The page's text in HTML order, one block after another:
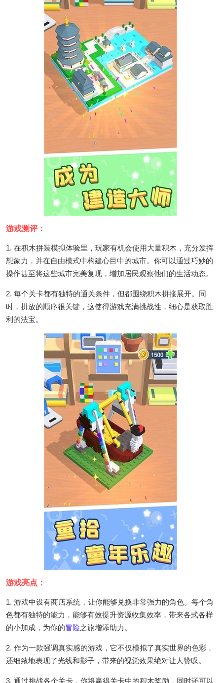
游戏测评：
1. 在积木拼装模拟体验里，玩家有机会使用大量积木，充分发挥
想象力，并在自由模式中构建心目中的城市。你可以通过巧妙的
操作甚至将这些城市完美复现，增加居民观察他们的生活动态。
2. 每个关卡都有独特的通关条件，但都围绕积木拼接展开。同
时，拼放的顺序很关键，这使得游戏充满挑战性，细心是获取胜
利的法宝。
游戏亮点：
1. 游戏中设有商店系统，让你能够兑换非常强力的角色。每个角
色都有独特的能力，能够有效提升资源收集效率，带来各式各样
的小加成，为你的冒险之旅增添助力。
2. 作为一款强调真实感的游戏，它不仅模拟了真实世界的色彩，
还细致地表现了光线和影子，带来的视觉效果绝对让人赞叹。
3. 通过挑战各个关卡，你将赢得关卡中的积木奖励，同时还可以